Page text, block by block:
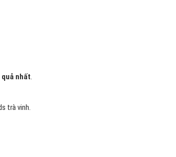
nhất.
trà vinh.